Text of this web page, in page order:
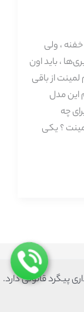
، ولی
، باید اون
از باقی
این مدل
چه
؟ یکی